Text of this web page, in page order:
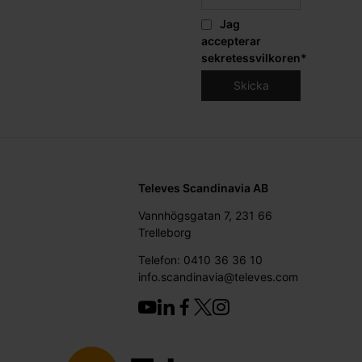
Jag
accepterar
sekretessvilkoren*
Televes Scandinavia AB
Vannhögsgatan 7, 231 66
Trelleborg
Telefon: 0410 36 36 10
info.scandinavia@televes.com